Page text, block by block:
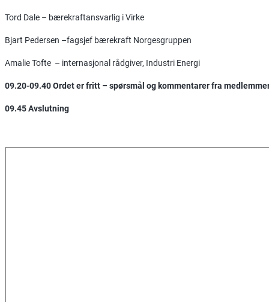
Tord Dale – bærekraftansvarlig i Virke
Bjart Pedersen –fagsjef bærekraft Norgesgruppen
Amalie Tofte – internasjonal rådgiver, Industri Energi
09.20-09.40 Ordet er fritt – spørsmål og kommentarer fra
09.45 Avslutning